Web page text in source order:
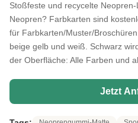
Stoßfeste und recycelte
Neopren? Farbkarten sind
für Farbkarten/Muster/
beige gelb und weiß. Schwarz
der Oberfläche: Alle Farben und
Jetzt